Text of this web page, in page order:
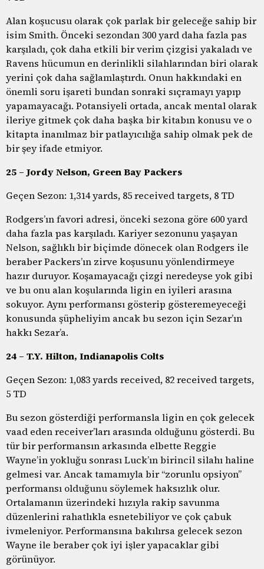
Alan koşucusu olarak çok parlak bir geleceğe sahip bir
isim Smith. Önceki sezondan 300 yard daha fazla pas
karşıladı, çok daha etkili bir verim çizgisi yakaladı ve
Ravens hücumun en derinlikli silahlarından biri olarak
yerini çok daha sağlamlaştırdı. Onun hakkındaki en
önemli soru işareti bundan sonraki sıçramayı yapıp
yapamayacağı. Potansiyeli ortada, ancak mental olarak
ileriye gitmek çok daha başka bir kitabın konusu ve o
kitapta inanılmaz bir patlayıcılığa sahip olmak pek de
bir şey ifade etmiyor.
25 – Jordy Nelson, Green Bay Packers
Geçen Sezon: 1,314 yards, 85 received targets, 8 TD
Rodgers’ın favori adresi, önceki sezona göre 600 yard
daha fazla pas karşıladı. Kariyer sezonunu yaşayan
Nelson, sağlıklı bir biçimde dönecek olan Rodgers ile
beraber Packers’ın zirve koşusunu yönlendirmeye
hazır duruyor. Koşamayacağı çizgi neredeyse yok gibi
ve bu onu alan koşularında ligin en iyileri arasına
sokuyor. Aynı performansı gösterip gösteremeyeceği
konusunda şüpheliyim ancak bu sezon için Sezar’ın
hakkı Sezar’a.
24 – T.Y. Hilton, Indianapolis Colts
Geçen Sezon: 1,083 yards received, 82 received targets,
5 TD
Bu sezon gösterdiği performansla ligin en çok gelecek
vaad eden receiver’ları arasında olduğunu gösterdi. Bu
tür bir performansın arkasında elbette Reggie
Wayne’in yokluğu sonrası Luck’ın birincil silahı haline
gelmesi var. Ancak tamamıyla bir “zorunlu opsiyon”
performansı olduğunu söylemek haksızlık olur.
Ortalamanın üzerindeki hızıyla rakip savunma
düzenlerini rahatlıkla esnetebiliyor ve çok çabuk
ivmeleniyor. Performansına bakılırsa gelecek sezon
Wayne ile beraber çok iyi işler yapacaklar gibi
görünüyor.